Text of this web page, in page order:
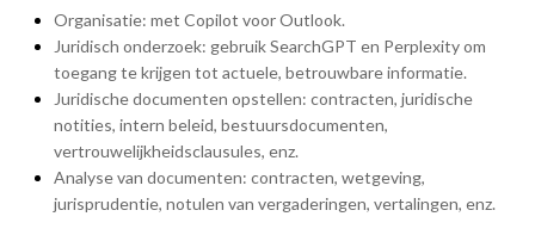
Organisatie: met Copilot voor Outlook.
Juridisch onderzoek: gebruik SearchGPT en Perplexity om
toegang te krijgen tot actuele, betrouwbare informatie.
Juridische documenten opstellen: contracten, juridische
notities, intern beleid, bestuursdocumenten,
vertrouwelijkheidsclausules, enz.
Analyse van documenten: contracten, wetgeving,
jurisprudentie, notulen van vergaderingen, vertalingen, enz.